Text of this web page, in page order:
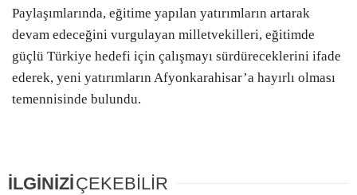
Paylaşımlarında, eğitime yapılan yatırımların artarak
devam edeceğini vurgulayan milletvekilleri, eğitimde
güçlü Türkiye hedefi için çalışmayı sürdüreceklerini ifade
ederek, yeni yatırımların Afyonkarahisar’a hayırlı olması
temennisinde bulundu.
İLGİNİZİÇEKEBİLİR